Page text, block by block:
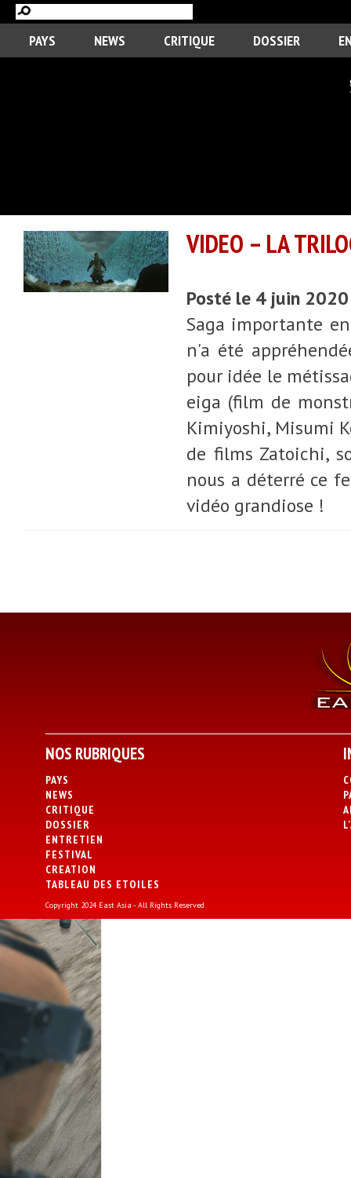
PAYS NEWS CRITIQUE DOSSIER
VIDEO – LA
Posté le 4 juin
Saga importante
n'a été
pour idée le
eiga (film de
Kimiyoshi, Misumi
de films Zatoichi,
nous a déterré ce
vidéo grandiose !
NOS RUBRIQUES
PAYS
NEWS
CRITIQUE
DOSSIER
ENTRETIEN
FESTIVAL
CREATION
TABLEAU DES ETOILES
Copyright 2024 East Asia - All Rights Reserved